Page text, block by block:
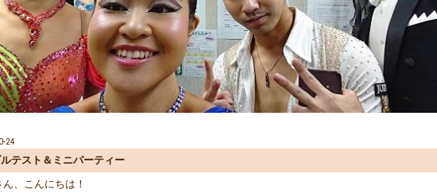
24
テスト＆ミニパーティー
、こんにちは！